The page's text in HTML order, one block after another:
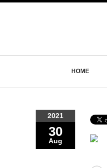
HOME
2021
30
Aug